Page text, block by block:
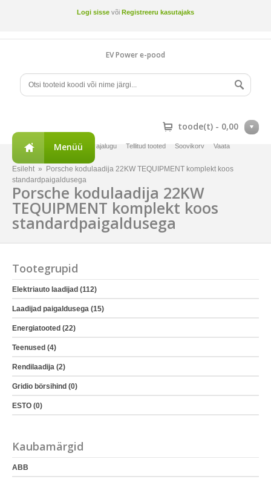
Logi sisse või Registreeru kasutajaks
EV Power e-pood
toode(t) - 0,00
Minu konto Tellimuste ajalugu Tellitud tooted Soovikorv
Vaata
Menüü
Esileht »
Porsche kodulaadija 22KW TEQUIPMENT komplekt koos
standardpaigaldusega
Porsche kodulaadija 22KW
TEQUIPMENT komplekt koos
standardpaigaldusega
Tootegrupid
Elektriauto laadijad (112)
Laadijad paigaldusega (15)
Energiatooted (22)
Teenused (4)
Rendilaadija (2)
Gridio börsihind (0)
ESTO (0)
Kaubamärgid
ABB